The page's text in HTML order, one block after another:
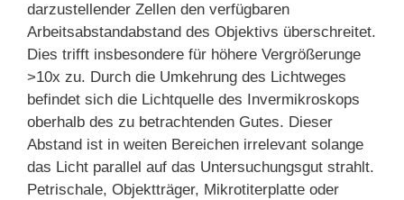
darzustellender Zellen den verfügbaren
Arbeitsabstandabstand des Objektivs überschreitet.
Dies trifft insbesondere für höhere Vergrößerunge
>10x zu. Durch die Umkehrung des Lichtweges
befindet sich die Lichtquelle des Invermikroskops
oberhalb des zu betrachtenden Gutes. Dieser
Abstand ist in weiten Bereichen irrelevant solange
das Licht parallel auf das Untersuchungsgut strahlt.
Petrischale, Objektträger, Mikrotiterplatte oder